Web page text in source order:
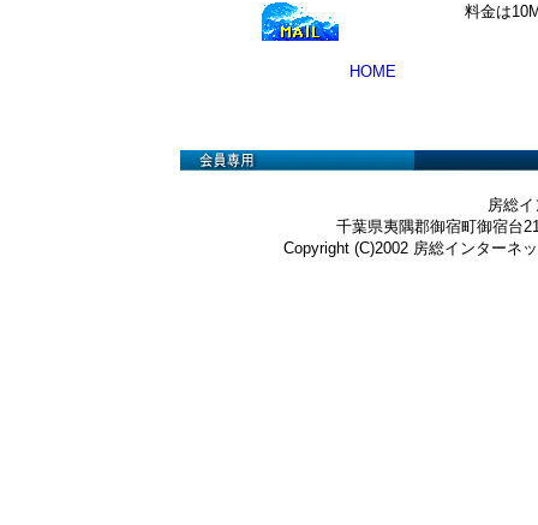
HOME
料金は
房総
千葉県夷隅郡御宿町御宿台
Copyright (C)2002 房総インターネ